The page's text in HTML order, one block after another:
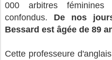
000 arbitres féminines
confondus. De nos
Bessard est âgée de 89
Cette professeure